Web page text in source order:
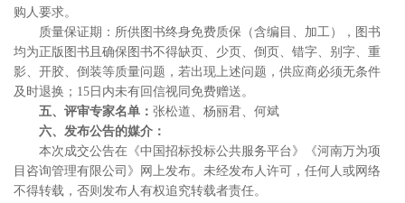
购人要求。
质量保证期：所供图书终身免费质保（含编目、加工），图书
均为正版图书且确保图书不得缺页、少页、倒页、错字、别字、重
影、开胶、倒装等质量问题，若出现上述问题，供应商必须无条件
及时退换； 15日内未有回信视同免费赠送。
五、评审专家名单： 张松道、杨丽君、何斌
六、发布公告的媒介：
本次成交公告在 《中国招标投标公共服务平台》《河南万为项
目咨询管理有限公司》
网上发布。未经发布人许可，任何人或网络
不得转载，否则发布人有权追究转载者责任。